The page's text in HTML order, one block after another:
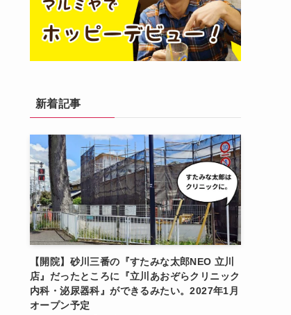
新着記事
【開院】砂川三番の『すたみな太郎NEO 立川
店』だったところに『立川あおぞらクリニック
内科・泌尿器科』ができるみたい。2027年1月
オープン予定